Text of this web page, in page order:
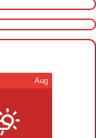
Aug